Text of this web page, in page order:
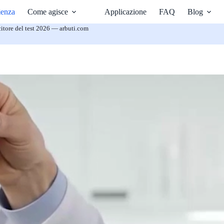
Come agisce Applicazione FAQ Blog
del test 2026 — arbuti.com